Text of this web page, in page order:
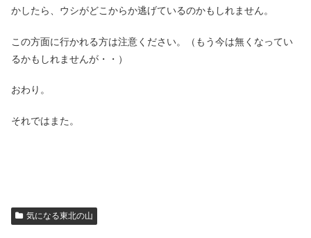
かしたら、ウシがどこからか逃げているのかもしれません。
この方面に行かれる方は注意ください。（もう今は無くなってい
るかもしれませんが・・）
おわり。
それではまた。
気になる東北の山